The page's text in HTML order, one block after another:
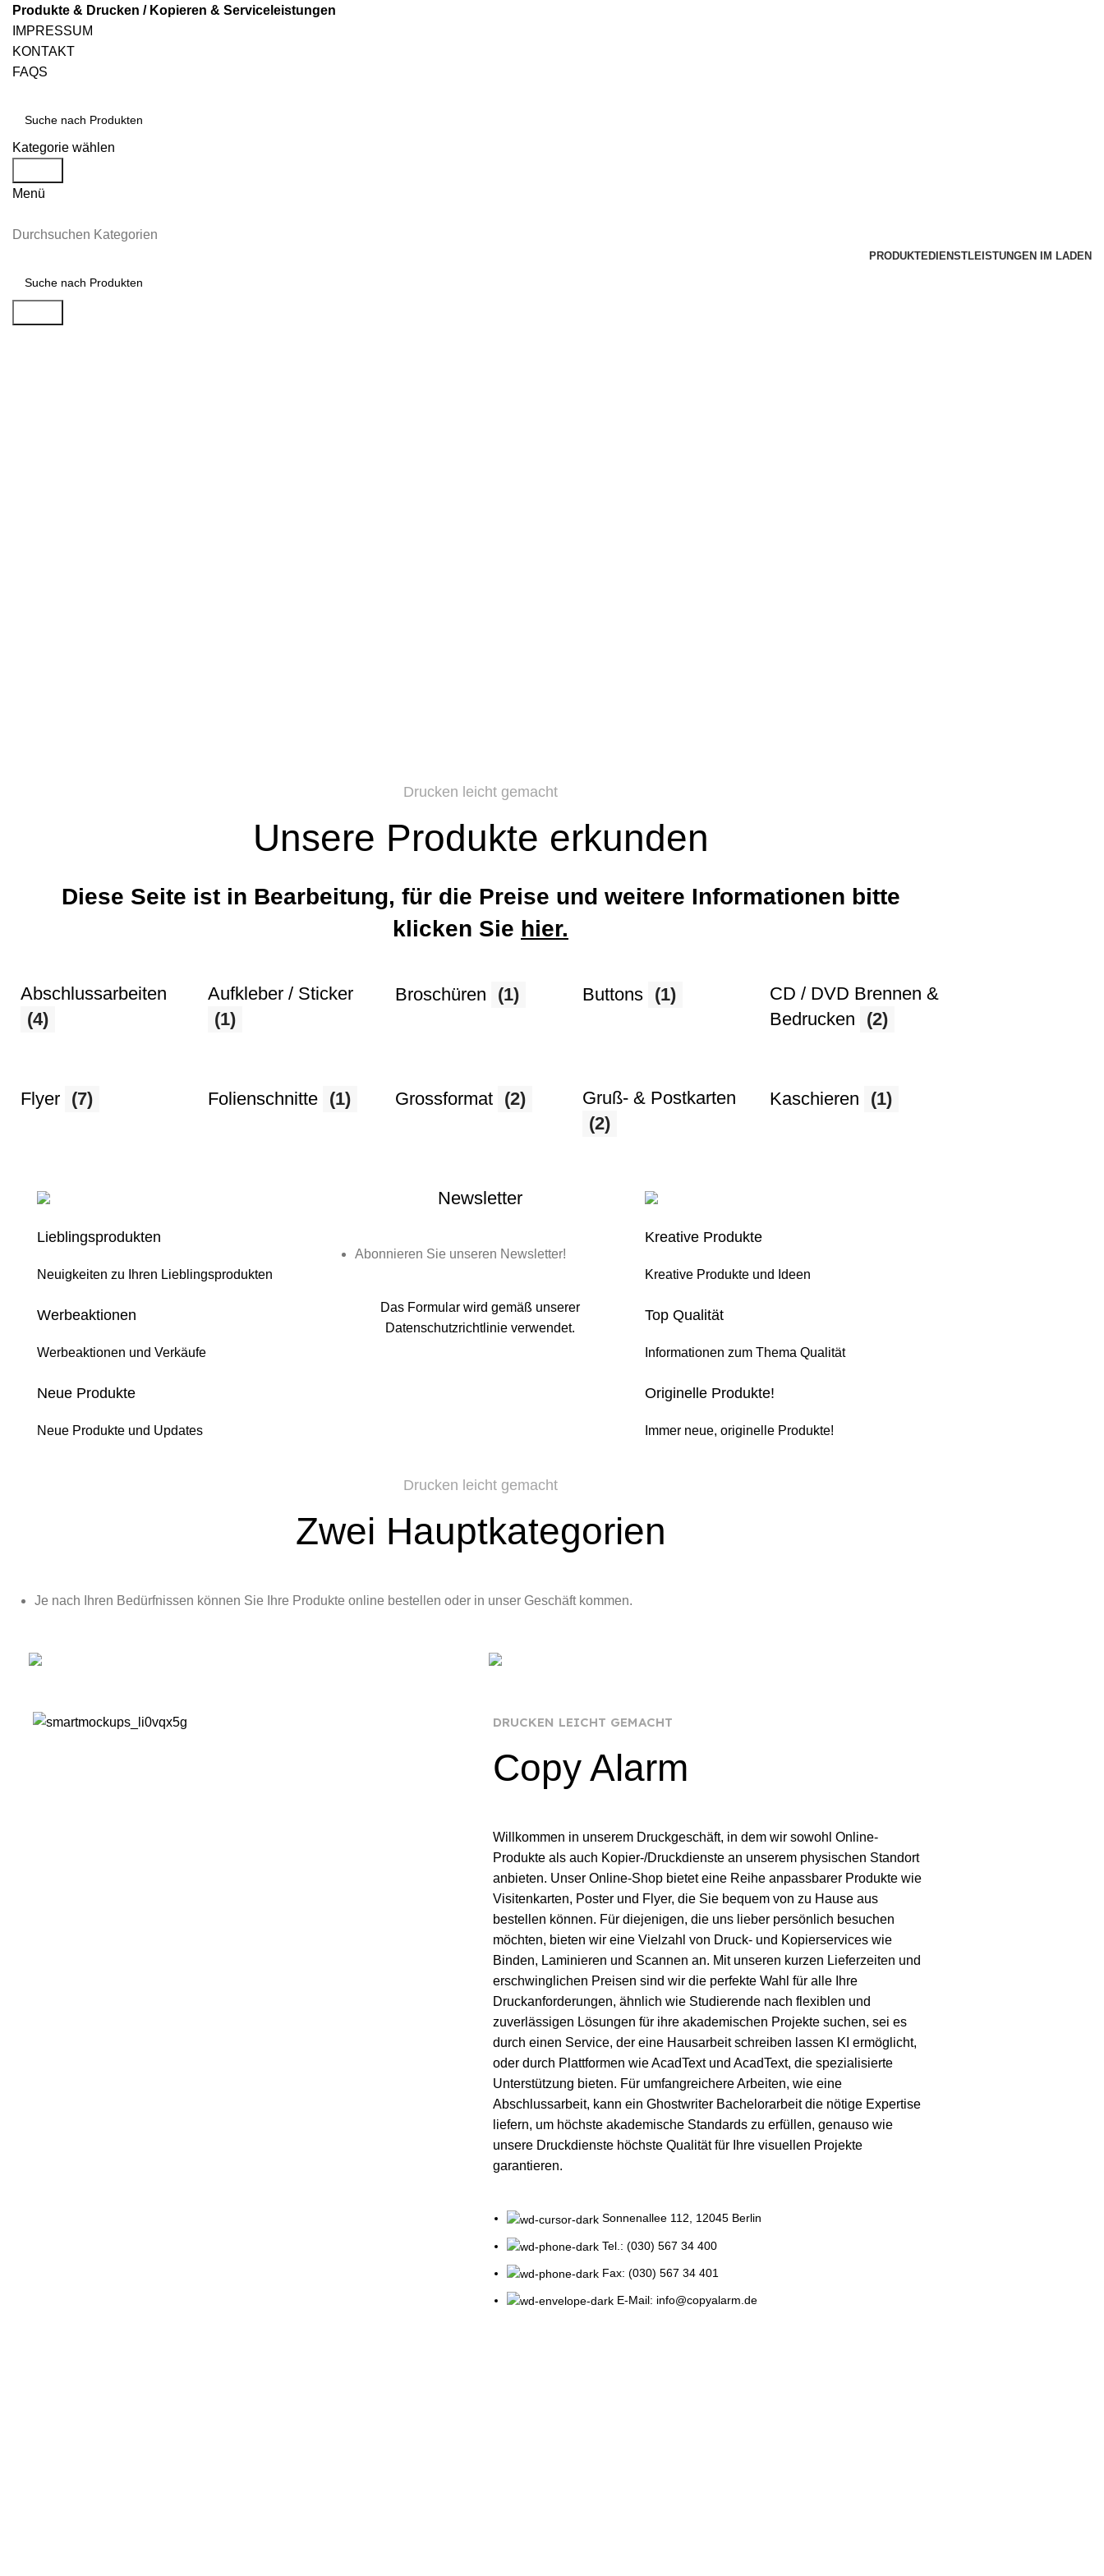
Produkte & Drucken / Kopieren & Serviceleistungen
IMPRESSUM
KONTAKT
FAQS
Kategorie wählen
Menü
Durchsuchen Kategorien
PRODUKTEDIENSTLEISTUNGEN IM LADEN
Drucken leicht gemacht
Unsere Produkte erkunden
Diese Seite ist in Bearbeitung, für die Preise und weitere Informationen bitte
klicken Sie hier.
Abschlussarbeiten
(4)
Aufkleber / Sticker
(1)
Broschüren (1) Buttons (1)
CD / DVD Brennen &
Bedrucken
(2)
Flyer (7) Folienschnitte (1) Grossformat (2)
Gruß- & Postkarten
(2)
Kaschieren (1)
Lieblingsprodukten
Neuigkeiten zu Ihren Lieblingsprodukten
Werbeaktionen
Werbeaktionen und Verkäufe
Neue Produkte
Neue Produkte und Updates
Newsletter
Abonnieren Sie unseren Newsletter!
Das Formular wird gemäß unserer
Datenschutzrichtlinie verwendet.
Kreative Produkte
Kreative Produkte und Ideen
Top Qualität
Informationen zum Thema Qualität
Originelle Produkte!
Immer neue, originelle Produkte!
Drucken leicht gemacht
Zwei Hauptkategorien
Je nach Ihren Bedürfnissen können Sie Ihre Produkte online bestellen oder in unser Geschäft kommen.
DRUCKEN LEICHT GEMACHT
Copy Alarm
Willkommen in unserem Druckgeschäft, in dem wir sowohl Online-
Produkte als auch Kopier-/Druckdienste an unserem physischen Standort
anbieten. Unser Online-Shop bietet eine Reihe anpassbarer Produkte wie
Visitenkarten, Poster und Flyer, die Sie bequem von zu Hause aus
bestellen können. Für diejenigen, die uns lieber persönlich besuchen
möchten, bieten wir eine Vielzahl von Druck- und Kopierservices wie
Binden, Laminieren und Scannen an. Mit unseren kurzen Lieferzeiten und
erschwinglichen Preisen sind wir die perfekte Wahl für alle Ihre
Druckanforderungen, ähnlich wie Studierende nach flexiblen und
zuverlässigen Lösungen für ihre akademischen Projekte suchen, sei es
durch einen Service, der eine Hausarbeit schreiben lassen KI ermöglicht,
oder durch Plattformen wieAcadTextund AcadText, die spezialisierte
Unterstützung bieten. Für umfangreichere Arbeiten, wie eine
Abschlussarbeit, kann ein Ghostwriter Bachelorarbeitdie nötige Expertise
liefern, um höchste akademische Standards zu erfüllen, genauso wie
unsere Druckdienste höchste Qualität für Ihre visuellen Projekte
garantieren.
Sonnenallee 112, 12045 Berlin
Tel.: (030) 567 34 400
Fax: (030) 567 34 401
E-Mail: info@copyalarm.de